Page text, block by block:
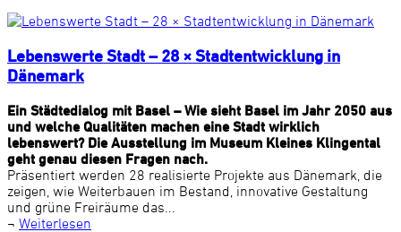
Lebenswerte Stadt – 28 × Stadtentwicklung in
Dänemark
Ein Städtedialog mit Basel – Wie sieht Basel im Jahr 2050 aus
und welche Qualitäten machen eine Stadt wirklich
lebenswert? Die Ausstellung im Museum Kleines Klingental
geht genau diesen Fragen nach.
Präsentiert werden 28 realisierte Projekte aus Dänemark, die
zeigen, wie Weiterbauen im Bestand, innovative Gestaltung
und grüne Freiräume das...
¬ Weiterlesen